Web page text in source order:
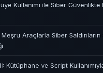
Kullanımı ile Siber Güvenlikte
Araçlarla Siber
Kütüphane ve Script